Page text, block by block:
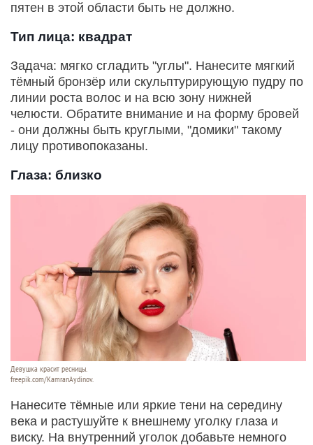
пятен в этой области быть не должно.
Тип лица: квадрат
Задача: мягко сгладить "углы". Нанесите мягкий
тёмный бронзёр или скульптурирующую пудру по
линии роста волос и на всю зону нижней
челюсти. Обратите внимание и на форму бровей
- они должны быть круглыми, "домики" такому
лицу противопоказаны.
Глаза: близко
Девушка красит ресницы.
freepik.com/KamranAydinov.
Нанесите тёмные или яркие тени на середину
века и растушуйте к внешнему уголку глаза и
виску. На внутренний уголок добавьте немного